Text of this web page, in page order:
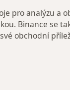
pro analýzu a
Binance se
obchodní